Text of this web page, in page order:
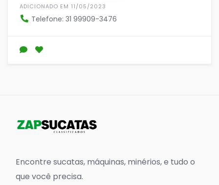
ADICIONADO EM 11/05/2023
Telefone: 31 99909-3476
Encontre sucatas, máquinas, minérios, e tudo o
que você precisa.